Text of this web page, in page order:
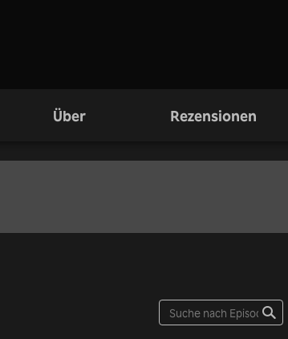
Über Rezensionen